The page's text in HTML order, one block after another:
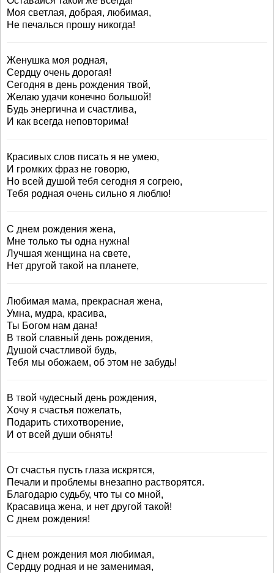
Моя светлая, добрая, любимая,
Не печалься прошу никогда!
Женушка моя родная,
Сердцу очень дорогая!
Сегодня в день рождения твой,
Желаю удачи конечно большой!
Будь энергична и счастлива,
И как всегда неповторима!
Красивых слов писать я не умею,
И громких фраз не говорю,
Но всей душой тебя сегодня я согрею,
Тебя родная очень сильно я люблю!
С днем рождения жена,
Мне только ты одна нужна!
Лучшая женщина на свете,
Нет другой такой на планете,
Любимая мама, прекрасная жена,
Умна, мудра, красива,
Ты Богом нам дана!
В твой славный день рождения,
Душой счастливой будь,
Тебя мы обожаем, об этом не забудь!
В твой чудесный день рождения,
Хочу я счастья пожелать,
Подарить стихотворение,
И от всей души обнять!
От счастья пусть глаза искрятся,
Печали и проблемы внезапно растворятся.
Благодарю судьбу, что ты со мной,
Красавица жена, и нет другой такой!
С днем рождения!
С днем рождения моя любимая,
Сердцу родная и не заменимая,